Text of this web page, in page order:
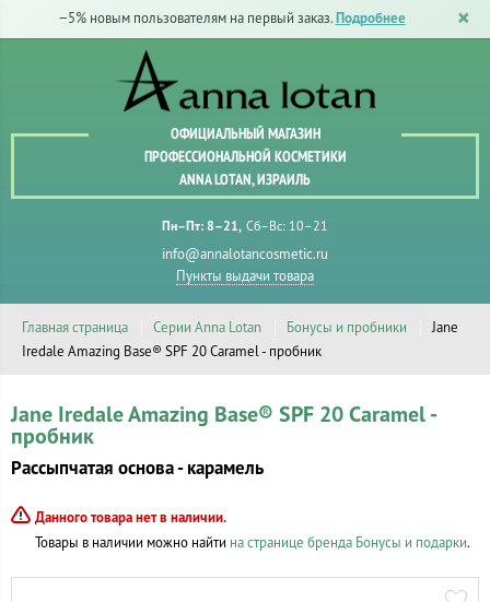
−5% новым пользователям на первый заказ. Подробнее
ОФИЦИАЛЬНЫЙ МАГАЗИН
ПРОФЕССИОНАЛЬНОЙ КОСМЕТИКИ
ANNA LOTAN, ИЗРАИЛЬ
Пн–Пт: 8–21 Сб–Вс: 10–21
info@annalotancosmetic.ru
Пункты выдачи товара
Главная страница Серии Anna Lotan Бонусы и пробники
Jane
Iredale Amazing Base® SPF 20 Caramel - пробник
Jane Iredale Amazing Base® SPF 20 Caramel -
пробник
Рассыпчатая основа - карамель
Данного товара нет в наличии.
Товары в наличии можно найти на странице бренда Бонусы и подарки.